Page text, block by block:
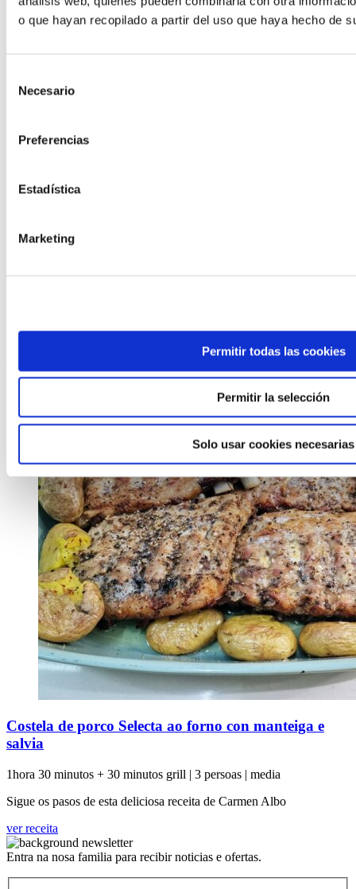
o que hayan recopilado a partir del uso que haya hecho de
Necesario
Preferencias
Estadística
Marketing
Permitir todas las cookies
Permitir la selección
Solo usar cookies necesarias
Presentámosche unha receita práctica e fácil de cociñar.
Costela de porco Selecta ao forno con manteiga e
salvia
1hora 30 minutos + 30 minutos grill | 3 persoas | media
Sigue os pasos de esta deliciosa receita de Carmen Albo
ver receita
Entra na nosa familia para recibir noticias e ofertas.